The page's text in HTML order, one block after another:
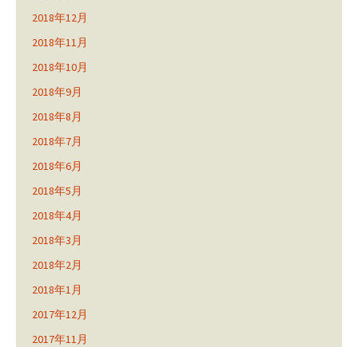
2018年12月
2018年11月
2018年10月
2018年9月
2018年8月
2018年7月
2018年6月
2018年5月
2018年4月
2018年3月
2018年2月
2018年1月
2017年12月
2017年11月